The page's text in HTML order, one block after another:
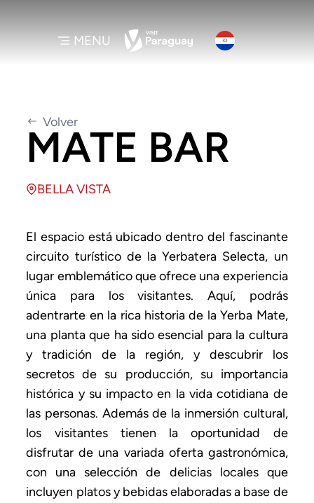
MENU
Volver
MATE BAR
BELLA VISTA
El espacio está ubicado dentro del fascinante
circuito turístico de la Yerbatera Selecta, un
lugar emblemático que ofrece una experiencia
única para los visitantes. Aquí, podrás
adentrarte en la rica historia de la Yerba Mate,
una planta que ha sido esencial para la cultura
y tradición de la región, y descubrir los
secretos de su producción, su importancia
histórica y su impacto en la vida cotidiana de
las personas. Además de la inmersión cultural,
los visitantes tienen la oportunidad de
disfrutar de una variada oferta gastronómica,
con una selección de delicias locales que
incluyen platos y bebidas elaboradas a base de